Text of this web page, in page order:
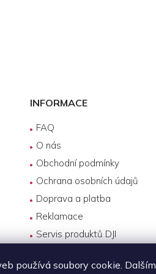
používá soubory cookie. Dalším
INFORMACE
FAQ
O nás
Obchodní podmínky
Ochrana osobních údajů
Doprava a platba
Reklamace
Servis produktů DJI